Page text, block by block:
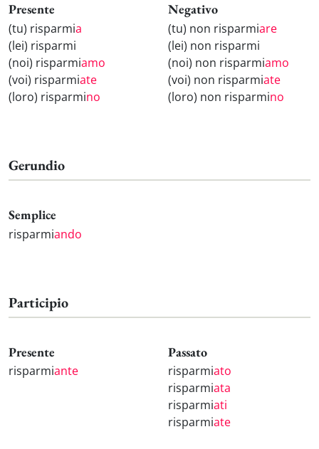
Presente
(tu) risparmia
(lei) risparmi
(noi) risparmiamo
(voi) risparmiate
(loro) risparmino
Negativo
(tu) non risparmiare
(lei) non risparmi
(noi) non risparmiamo
(voi) non risparmiate
(loro) non risparmino
Gerundio
Semplice
risparmiando
Participio
Presente
risparmiante
Passato
risparmiato
risparmiata
risparmiati
risparmiate